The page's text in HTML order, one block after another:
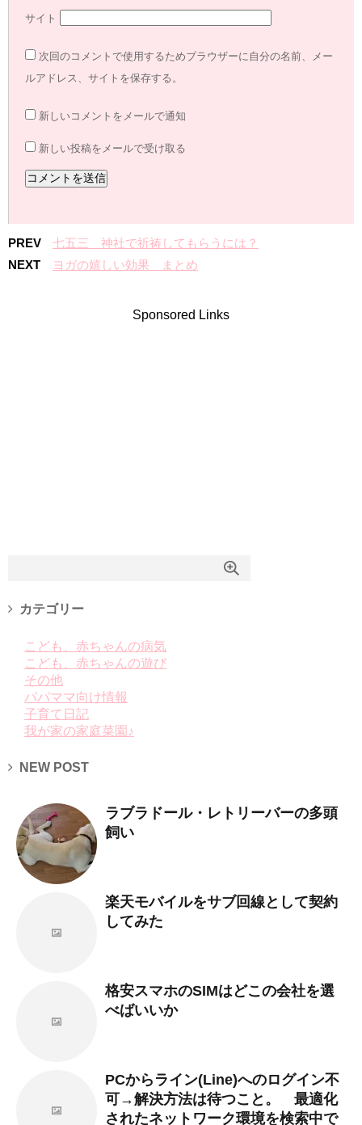
サイト
次回のコメントで使用するためブラウザーに自分の名前、メー
ルアドレス、サイトを保存する。
新しいコメントをメールで通知
新しい投稿をメールで受け取る
PREV
七五三 神社で祈祷してもらうには？
NEXT
ヨガの嬉しい効果 まとめ
Sponsored Links
カテゴリー
こども、赤ちゃんの病気
こども、赤ちゃんの遊び
その他
パパママ向け情報
子育て日記
我が家の家庭菜園♪
NEW POST
ラブラドール・レトリーバーの多頭
飼い
楽天モバイルをサブ回線として契約
してみた
格安スマホのSIMはどこの会社を選
べばいいか
PCからライン(Line)へのログイン不
可→解決方法は待つこと。 最適化
されたネットワーク環境を検索中で